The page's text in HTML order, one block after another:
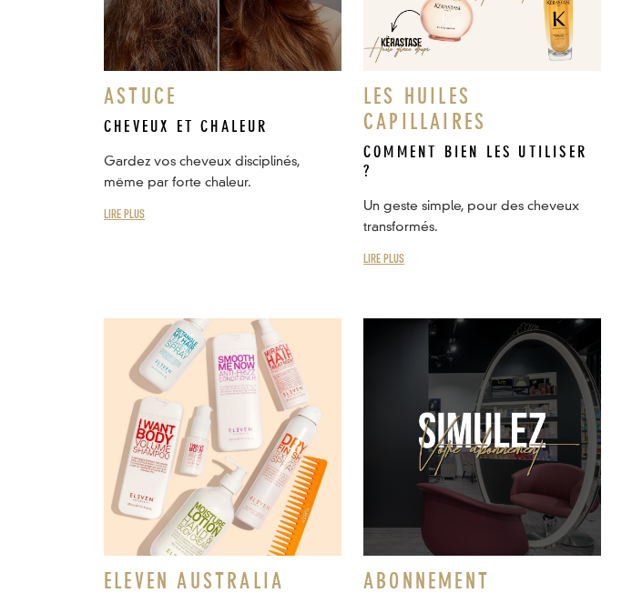
ASTUCE
CHEVEUX ET CHALEUR
Gardez vos cheveux disciplinés,
même par forte chaleur.
LIRE PLUS
LES HUILES
CAPILLAIRES
COMMENT BIEN LES UTILISER
?
Un geste simple, pour des cheveux
transformés.
LIRE PLUS
ELEVEN AUSTRALIA ABONNEMENT